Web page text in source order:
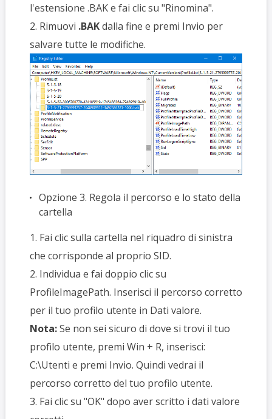
l'estensione .BAK e fai clic su "Rinomina".
2. Rimuovi .BAKdalla fine e premi Invio per
salvare tutte le modifiche.
Opzione 3. Regola il percorso e lo stato della
cartella
1. Fai clic sulla cartella nel riquadro di sinistra
che corrisponde al proprio SID.
2. Individua e fai doppio clic su
ProfileImagePath. Inserisci il percorso corretto
per il tuo profilo utente in Dati valore.
Nota:Se non sei sicuro di dove si trovi il tuo
profilo utente, premi Win + R, inserisci:
C:\Utenti e premi Invio. Quindi vedrai il
percorso corretto del tuo profilo utente.
3. Fai clic su "OK" dopo aver scritto i dati valore